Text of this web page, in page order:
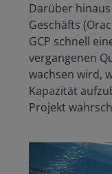
Darüber
Geschäfts
GCP schnell
vergangenen
wachsen wird,
Kapazität
Projekt